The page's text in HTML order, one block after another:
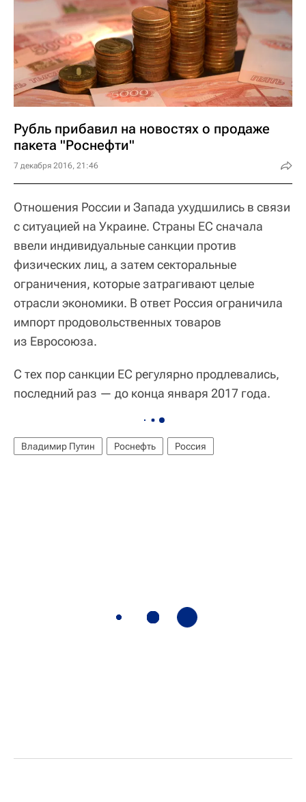
Рубль прибавил на новостях о продаже
пакета "Роснефти"
7 декабря 2016, 21:46
Отношения России и Запада ухудшились в связи
с ситуацией на Украине. Страны ЕС сначала
ввели индивидуальные санкции против
физических лиц, а затем секторальные
ограничения, которые затрагивают целые
отрасли экономики. В ответ Россия ограничила
импорт продовольственных товаров
из Евросоюза.
С тех пор санкции ЕС регулярно продлевались,
последний раз — до конца января 2017 года.
Владимир Путин Роснефть Россия